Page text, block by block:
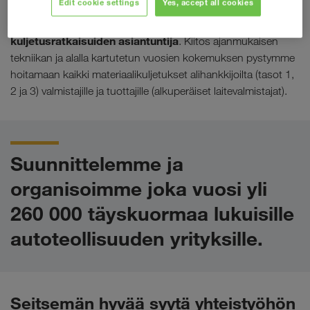
LKW WALTER onautoteollisuudelle ja
kuljetusratkaisuiden asiantuntija. Kiitos ajanmukaisen
tekniikan ja alalla kartutetun vuosien kokemuksen pystymme
hoitamaan kaikki materiaalikuljetukset alihankkijoilta (tasot 1,
2 ja 3) valmistajille ja tuottajille (alkuperäiset laitevalmistajat).
Suunnittelemme ja
organisoimme joka vuosi yli
260 000 täyskuormaa lukuisille
autoteollisuuden yrityksille.
Seitsemän hyvää syytä yhteistyöhön